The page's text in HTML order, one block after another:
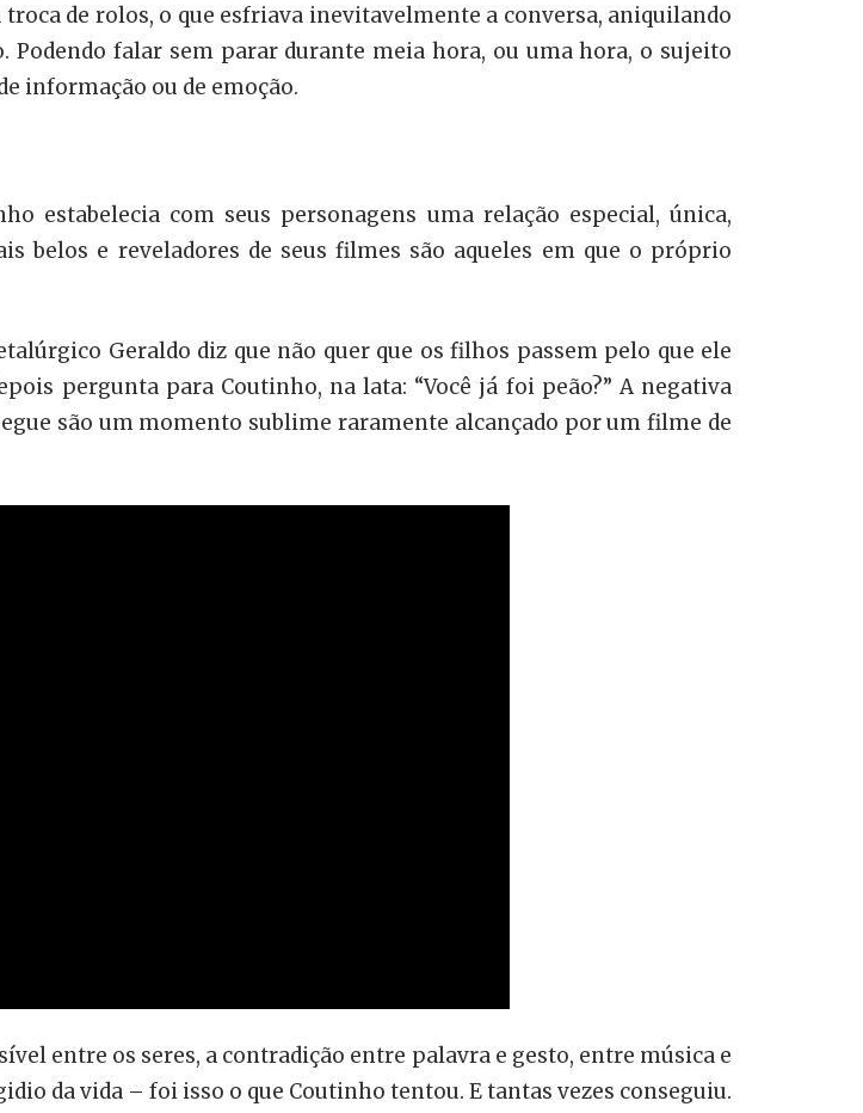
de rolos, o que esfriava inevitavelmente a conversa, aniquilando
Podendo falar sem parar durante meia hora, ou uma hora, o sujeito
informação ou de emoção.
estabelecia com seus personagens uma relação especial, única,
belos e reveladores de seus filmes são aqueles em que o próprio
Geraldo diz que não quer que os filhos passem pelo que ele
pergunta para Coutinho, na lata: “Você já foi peão?” A negativa
são um momento sublime raramente alcançado por um filme de
entre os seres, a contradição entre palavra e gesto, entre música e
da vida – foi isso o que Coutinho tentou. E tantas vezes conseguiu.